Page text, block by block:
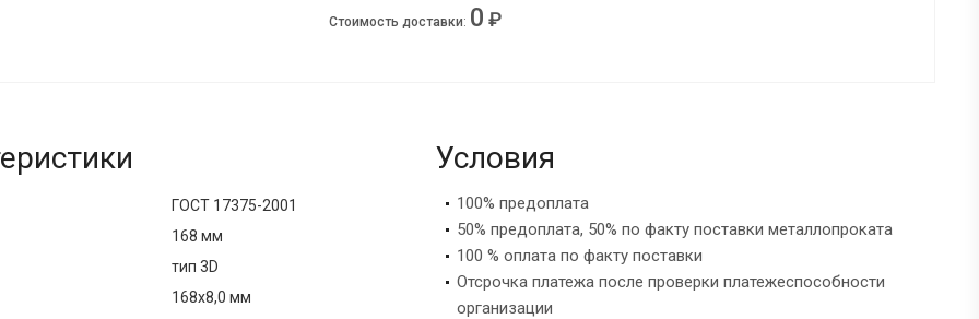
Стоимость доставки: 0 ₽
ГОСТ 17375-2001
168 мм
тип 3D
168х8,0 мм
Условия
100% предоплата
50% предоплата, 50% по факту поставки металлопроката
100 % оплата по факту поставки
Отсрочка платежа после проверки платежеспособности
организации